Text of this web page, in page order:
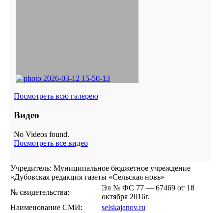
Посмотреть всю галерею
Видео
No Videos found.
Посмотреть все видео
Учредитель: Муниципальное бюджетное учреждение
«Дубовская редакция газеты «Сельская новь»
№ свидетельства:
Эл № ФС 77 — 67469 от 18
октября 2016г.
Наименование СМИ:
selskajanov.ru